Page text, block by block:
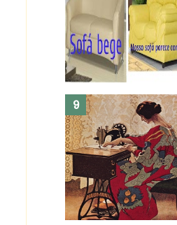
Como fazer leites vegetais
Reforma do sofá, agora é
em patchwork!